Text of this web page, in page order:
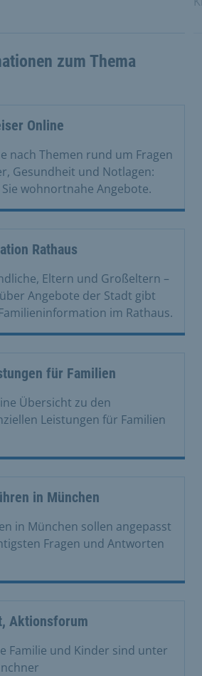
zum Thema
Online
nach Themen rund um Fragen
Gesundheit und Notlagen:
wohnortnahe Angebote.
Rathaus
Eltern und Großeltern –
Angebote der Stadt gibt
im Rathaus.
für Familien
Übersicht zu den
Leistungen für Familien
in München
in München sollen angepasst
Fragen und Antworten
Aktionsforum
Familie und Kinder sind unter